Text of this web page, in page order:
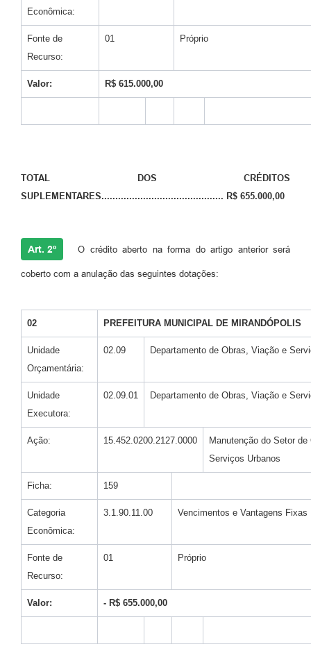
Econômica:
Fonte de
Recurso:
01 Próprio
Valor: R$ 615.000,00
TOTAL DOS CRÉDITOS
SUPLEMENTARES............................................ R$ 655.000,00
Art. 2º O crédito aberto na forma do artigo anterior será
coberto com a anulação das seguintes dotações:
02 PREFEITURA MUNICIPAL DE MIRANDÓPOLIS
Unidade
Orçamentária:
02.09 Departamento de Obras, Viação e
Unidade
Executora:
02.09.01 Departamento de Obras, Viação e
Ação: 15.452.0200.2127.0000
Manutenção do Setor
Serviços Urbanos
Ficha: 159
Categoria
Econômica:
3.1.90.11.00 Vencimentos e Vantagens
Fonte de
Recurso:
01 Próprio
Valor: - R$ 655.000,00